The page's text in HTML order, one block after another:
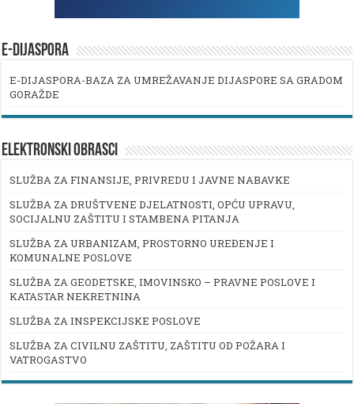
E-DIJASPORA
E-DIJASPORA-BAZA ZA UMREŽAVANJE DIJASPORE SA GRADOM
GORAŽDE
ELEKTRONSKI OBRASCI
SLUŽBA ZA FINANSIJE, PRIVREDU I JAVNE NABAVKE
SLUŽBA ZA DRUŠTVENE DJELATNOSTI, OPĆU UPRAVU,
SOCIJALNU ZAŠTITU I STAMBENA PITANJA
SLUŽBA ZA URBANIZAM, PROSTORNO UREĐENJE I
KOMUNALNE POSLOVE
SLUŽBA ZA GEODETSKE, IMOVINSKO – PRAVNE POSLOVE I
KATASTAR NEKRETNINA
SLUŽBA ZA INSPEKCIJSKE POSLOVE
SLUŽBA ZA CIVILNU ZAŠTITU, ZAŠTITU OD POŽARA I
VATROGASTVO